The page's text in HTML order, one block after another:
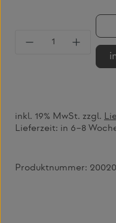
Produkt
inkl. 19% MwSt. zzgl.
Lieferzeit: in 6–8
Produktnummer: